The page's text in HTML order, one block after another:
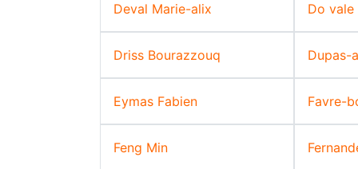
Deval Marie-alix Do vale
Driss Bourazzouq Dupas-
Eymas Fabien Favre-
Feng Min